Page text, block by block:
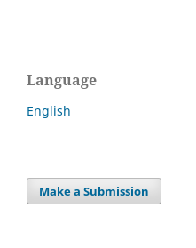
Language
English
Make a Submission